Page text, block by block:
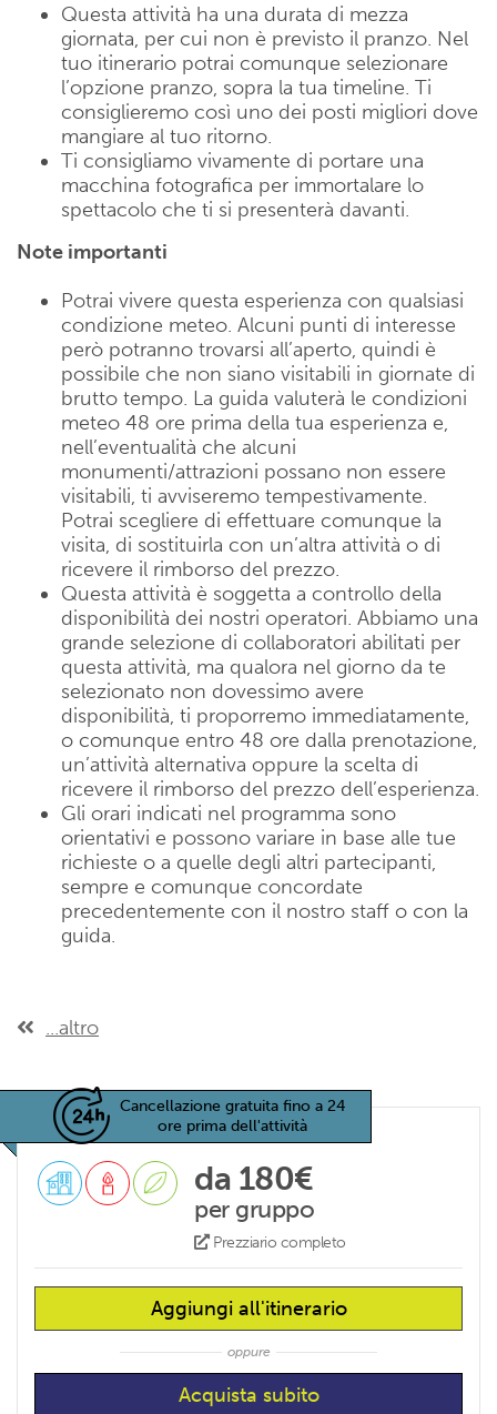
Questa attività ha una durata di mezza
giornata, per cui non è previsto il pranzo. Nel
tuo itinerario potrai comunque selezionare
l’opzione pranzo, sopra la tua timeline. Ti
consiglieremo così uno dei posti migliori dove
mangiare al tuo ritorno.
Ti consigliamo vivamente di portare una
macchina fotografica per immortalare lo
spettacolo che ti si presenterà davanti.
Note importanti
Potrai vivere questa esperienza con qualsiasi
condizione meteo. Alcuni punti di interesse
però potranno trovarsi all’aperto, quindi è
possibile che non siano visitabili in giornate di
brutto tempo. La guida valuterà le condizioni
meteo 48 ore prima della tua esperienza e,
nell’eventualità che alcuni
monumenti/attrazioni possano non essere
visitabili, ti avviseremo tempestivamente.
Potrai scegliere di effettuare comunque la
visita, di sostituirla con un’altra attività o di
ricevere il rimborso del prezzo.
Questa attività è soggetta a controllo della
disponibilità dei nostri operatori. Abbiamo una
grande selezione di collaboratori abilitati per
questa attività, ma qualora nel giorno da te
selezionato non dovessimo avere
disponibilità, ti proporremo immediatamente,
o comunque entro 48 ore dalla prenotazione,
un’attività alternativa oppure la scelta di
ricevere il rimborso del prezzo dell’esperienza.
Gli orari indicati nel programma sono
orientativi e possono variare in base alle tue
richieste o a quelle degli altri partecipanti,
sempre e comunque concordate
precedentemente con il nostro staff o con la
guida.
...altro
Cancellazione gratuita fino a 24
ore prima dell'attività
da 180€
per gruppo
Prezziario completo
Aggiungi all'itinerario
oppure